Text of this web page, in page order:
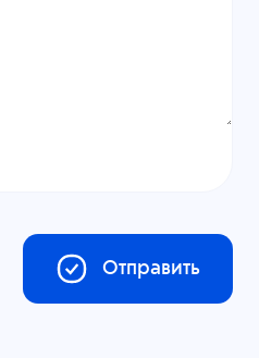
Отправить